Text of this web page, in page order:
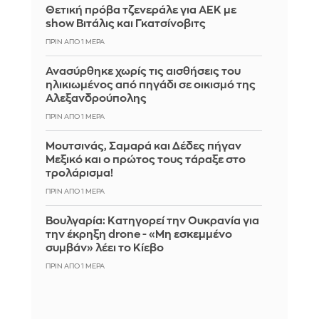
Θετική πρόβα τζενεράλε για ΑΕΚ με
show Βιτάλις και Γκατσίνοβιτς
ΠΡΙΝ ΑΠΌ 1 ΜΈΡΑ
Ανασύρθηκε χωρίς τις αισθήσεις του
ηλικιωμένος από πηγάδι σε οικισμό της
Αλεξανδρούπολης
ΠΡΙΝ ΑΠΌ 1 ΜΈΡΑ
Μουτσινάς, Σαμαρά και Δέδες πήγαν
Μεξικό και ο πρώτος τους τάραξε στο
τρολάρισμα!
ΠΡΙΝ ΑΠΌ 1 ΜΈΡΑ
Βουλγαρία: Κατηγορεί την Ουκρανία για
την έκρηξη drone - «Μη εσκεμμένο
συμβάν» λέει το Κίεβο
ΠΡΙΝ ΑΠΌ 1 ΜΈΡΑ